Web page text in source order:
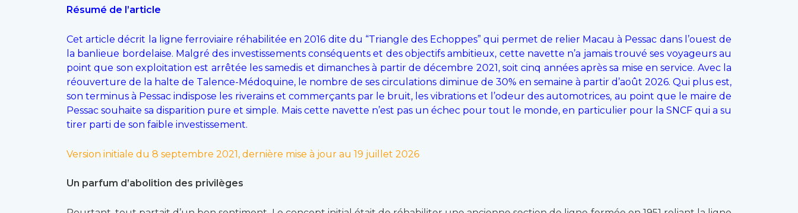
Résumé de l’article
Cet article décrit la ligne ferroviaire réhabilitée en 2016 dite du “Triangle des Echoppes” qui permet de relier Macau à Pessac dans l’ouest de
la banlieue bordelaise. Malgré des investissements conséquents et des objectifs ambitieux, cette navette n’a jamais trouvé ses voyageurs au
point que son exploitation est arrêtée les samedis et dimanches à partir de décembre 2021, soit cinq années après sa mise en service. Avec la
réouverture de la halte de Talence-Médoquine, le nombre de ses circulations diminue de 30% en semaine à partir d’août 2026. Qui plus est,
son terminus à Pessac indispose les riverains et commerçants par le bruit, les vibrations et l’odeur des automotrices, au point que le maire de
Pessac souhaite sa disparition pure et simple. Mais cette navette n’est pas un échec pour tout le monde, en particulier pour la SNCF qui a su
tirer parti de son faible investissement.
Version initiale du 8 septembre 2021, dernière mise à jour au 19 juillet 2026
Un parfum d’abolition des privilèges